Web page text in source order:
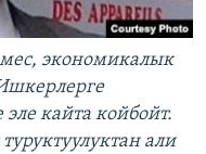
экономикалык
кайта койбойт.
али